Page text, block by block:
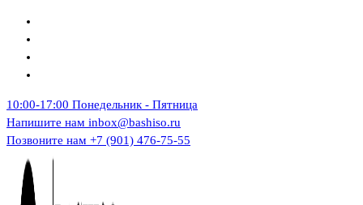
Перейти
содержимому
10:00-17:00 Понедельник - Пятница
Напишите нам inbox@bashiso.ru
Позвоните нам +7 (901) 476-75-55